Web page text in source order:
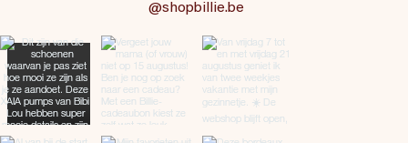
@shopbillie.be